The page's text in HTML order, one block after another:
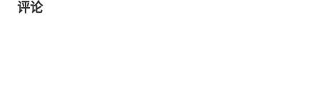
评论